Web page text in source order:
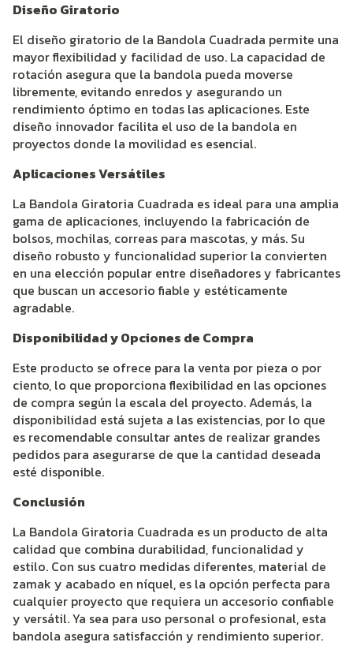
Diseño Giratorio
El diseño giratorio de la Bandola Cuadrada permite una
mayor flexibilidad y facilidad de uso. La capacidad de
rotación asegura que la bandola pueda moverse
libremente, evitando enredos y asegurando un
rendimiento óptimo en todas las aplicaciones. Este
diseño innovador facilita el uso de la bandola en
proyectos donde la movilidad es esencial.
Aplicaciones Versátiles
La Bandola Giratoria Cuadrada es ideal para una amplia
gama de aplicaciones, incluyendo la fabricación de
bolsos, mochilas, correas para mascotas, y más. Su
diseño robusto y funcionalidad superior la convierten
en una elección popular entre diseñadores y fabricantes
que buscan un accesorio fiable y estéticamente
agradable.
Disponibilidad y Opciones de Compra
Este producto se ofrece para la venta por pieza o por
ciento, lo que proporciona flexibilidad en las opciones
de compra según la escala del proyecto. Además, la
disponibilidad está sujeta a las existencias, por lo que
es recomendable consultar antes de realizar grandes
pedidos para asegurarse de que la cantidad deseada
esté disponible.
Conclusión
La Bandola Giratoria Cuadrada es un producto de alta
calidad que combina durabilidad, funcionalidad y
estilo. Con sus cuatro medidas diferentes, material de
zamak y acabado en níquel, es la opción perfecta para
cualquier proyecto que requiera un accesorio confiable
y versátil. Ya sea para uso personal o profesional, esta
bandola asegura satisfacción y rendimiento superior.